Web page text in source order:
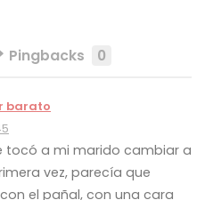
Pingbacks 0
barato
tocó a mi marido cambiar a
vez, parecía que
el pañal, con una cara